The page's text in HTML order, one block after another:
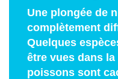
Une plongée de
complètement
Quelques
être vues dans
poissons sont